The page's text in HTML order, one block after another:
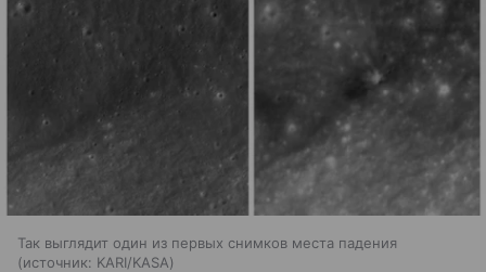
Так выглядит один из первых снимков места падения
источник: KARI/KASA